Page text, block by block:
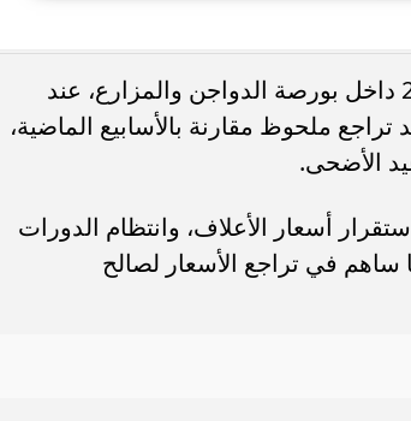
استقرت أسعار الفراخ البيضاء اليوم الإثنين 25 مايو 2026 داخل بورصة الدواجن والمزارع، عند
كسعر معلن، بعد تراجع ملحوظ مقارنة بالأسابيع الماضية،
الأضحى.
أسعار الأعلاف، وانتظام الدورات
ساهم في تراجع الأسعار لصالح
بكأس
أوبو تطلق سلسلة رينو 16 في المملكة
العربية السعودية بتصميم لافت وقدرات...